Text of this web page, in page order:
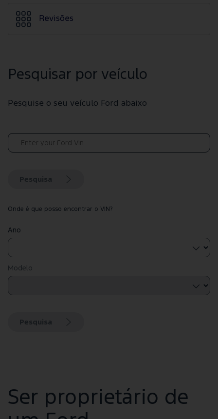
Revisões
Pesquisar por veículo
Pesquise o seu veículo Ford abaixo
Pesquisa
Onde é que posso encontrar o VIN?
Ano
Modelo
Pesquisa
Ser proprietário de